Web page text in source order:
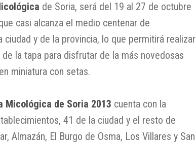
de Soria, será del 19 al 27 de octubre
casi alcanza el medio centenar de
y de la provincia, lo que permitirá realizar
de la tapa para disfrutar de la más novedosas
miniatura con setas.
Micológica de Soria 2013 cuenta con la
41 de la ciudad y el resto de
Almazán, El Burgo de Osma, Los Villares y San